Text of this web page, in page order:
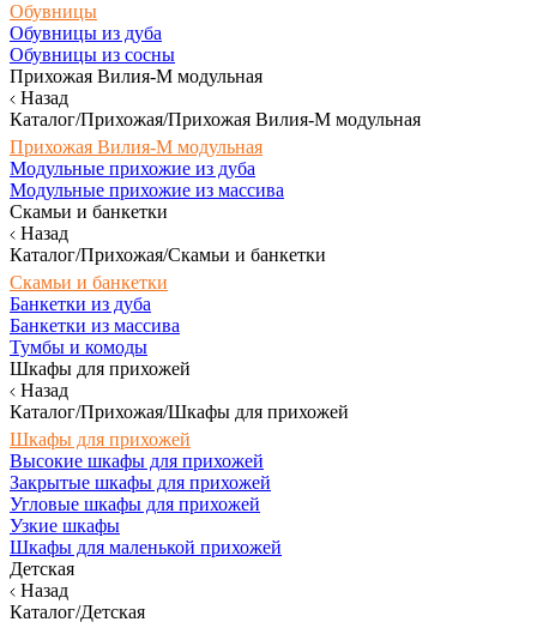
Обувницы
Обувницы из дуба
Обувницы из сосны
Прихожая Вилия-М модульная
Назад
Каталог/Прихожая/Прихожая Вилия-М модульная
Прихожая Вилия-М модульная
Модульные прихожие из дуба
Модульные прихожие из массива
Скамьи и банкетки
Назад
Каталог/Прихожая/Скамьи и банкетки
Скамьи и банкетки
Банкетки из дуба
Банкетки из массива
Тумбы и комоды
Шкафы для прихожей
Назад
Каталог/Прихожая/Шкафы для прихожей
Шкафы для прихожей
Высокие шкафы для прихожей
Закрытые шкафы для прихожей
Угловые шкафы для прихожей
Узкие шкафы
Шкафы для маленькой прихожей
Детская
Назад
Каталог/Детская